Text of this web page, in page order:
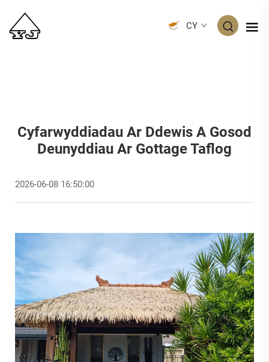
CY
Cyfarwyddiadau Ar Ddewis A Gosod
Deunyddiau Ar Gottage Taflog
2026-06-08 16:50:00